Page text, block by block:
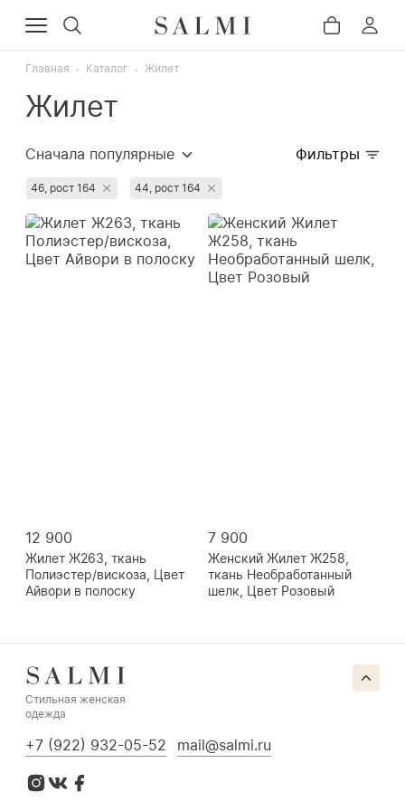
Главная Каталог Жилет
Жилет
Сначала популярные
Сначала дорогие
Недавно добавленные
Сначала со скидкой
Фильтры
46, рост 164 44, рост 164
12 900
Жилет Ж263, ткань
Полиэстер/вискоза, Цвет
Айвори в полоску
7 900
Женский Жилет Ж258,
ткань Необработанный
шелк, Цвет Розовый
Стильная женская
одежда
+7 (922) 932-05-52 mail@salmi.ru